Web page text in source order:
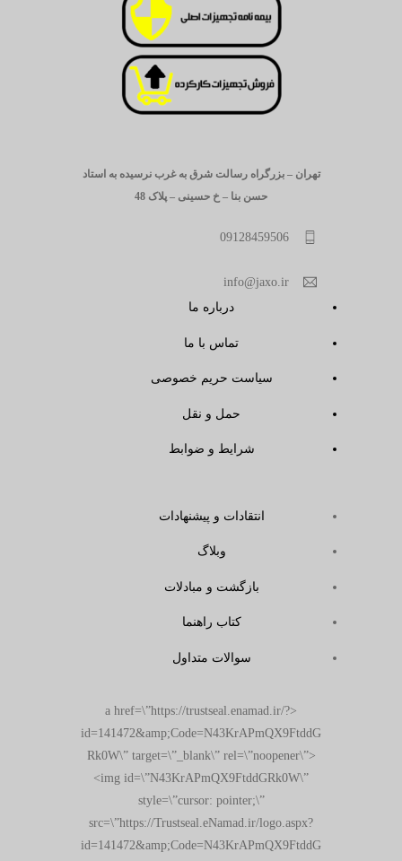
تهران – بزرگراه رسالت شرق به غرب نرسیده به استاد
حسن بنا – خ حسینی – پلاک 48
09128459506
info@jaxo.ir
درباره ما
تماس با ما
سیاست حریم خصوصی
حمل و نقل
شرایط و ضوابط
انتقادات و پیشنهادات
وبلاگ
بازگشت و مبادلات
کتاب راهنما
سوالات متداول
<a href=\”https://trustseal.enamad.ir/?
id=141472&amp;Code=N43KrAPmQX9FtddG
Rk0W\” target=\”_blank\” rel=\”noopener\”>
<img id=\”N43KrAPmQX9FtddGRk0W\”
style=\”cursor: pointer;\”
src=\”https://Trustseal.eNamad.ir/logo.aspx?
id=141472&amp;Code=N43KrAPmQX9FtddG